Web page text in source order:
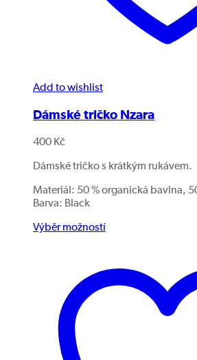
Add to wishlist
Dámské tričko Nzara
400 Kč
Dámské tričko s krátkým rukávem.
Materiál: 50 % organická bavlna,
Barva: Black
Výběr možností